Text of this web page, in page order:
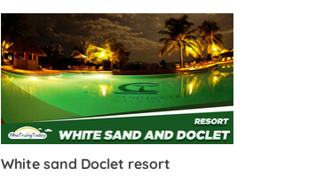
White sand Doclet resort